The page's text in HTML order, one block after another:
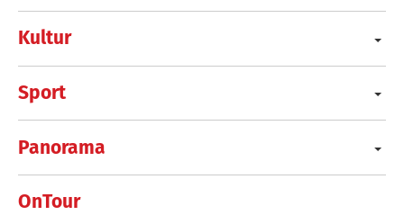
Kultur
Sport
Panorama
OnTour